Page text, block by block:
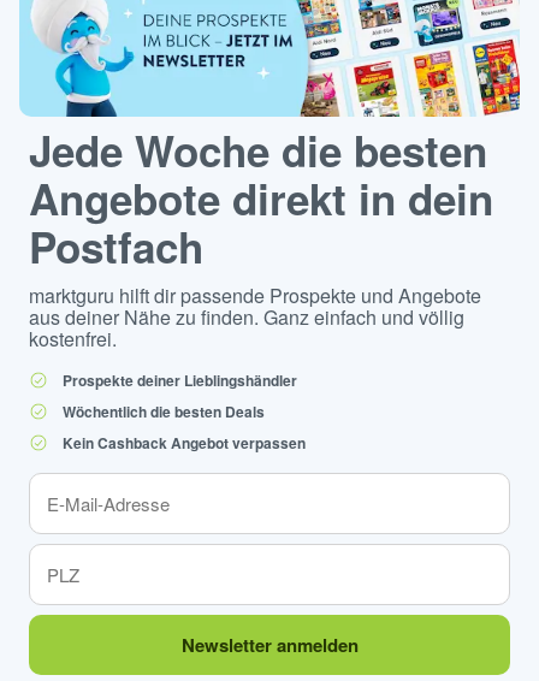
Jede Woche die besten
Angebote direkt in dein
Postfach
marktguru hilft dir passende Prospekte und Angebote
aus deiner Nähe zu finden. Ganz einfach und völlig
kostenfrei.
Prospekte deiner Lieblingshändler
Wöchentlich die besten Deals
Kein Cashback Angebot verpassen
Newsletter anmelden